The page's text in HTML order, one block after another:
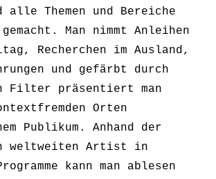
alle Themen und Bereiche
Man nimmt Anleihen
Recherchen im Ausland,
und gefärbt durch
Filter präsentiert man
Orten
Publikum. Anhand der
weltweiten Artist in
kann man ablesen